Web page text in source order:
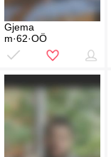
Gjema
m·62·OÖ